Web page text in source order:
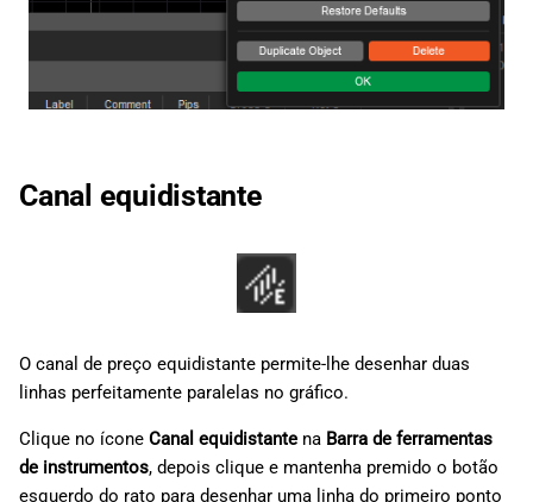
Canal equidistante
O canal de preço equidistante permite-lhe desenhar duas
linhas perfeitamente paralelas no gráfico.
Clique no ícone Canal equidistante na Barra de ferramentas
de instrumentos, depois clique e mantenha premido o botão
esquerdo do rato para desenhar uma linha do primeiro ponto